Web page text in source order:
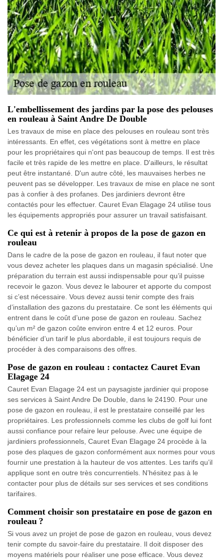
L'embellissement des jardins par la pose des pelouses
en rouleau à Saint Andre De Double
Les travaux de mise en place des pelouses en rouleau sont très
intéressants. En effet, ces végétations sont à mettre en place
pour les propriétaires qui n'ont pas beaucoup de temps. Il est très
facile et très rapide de les mettre en place. D'ailleurs, le résultat
peut être instantané. D'un autre côté, les mauvaises herbes ne
peuvent pas se développer. Les travaux de mise en place ne sont
pas à confier à des profanes. Des jardiniers devront être
contactés pour les effectuer. Cauret Evan Elagage 24 utilise tous
les équipements appropriés pour assurer un travail satisfaisant.
Ce qui est à retenir à propos de la pose de gazon en
rouleau
Dans le cadre de la pose de gazon en rouleau, il faut noter que
vous devez acheter les plaques dans un magasin spécialisé. Une
préparation du terrain est aussi indispensable pour qu’il puisse
recevoir le gazon. Vous devez le labourer et apporte du compost
si c’est nécessaire. Vous devez aussi tenir compte des frais
d’installation des gazons du prestataire. Ce sont les éléments qui
entrent dans le coût d’une pose de gazon en rouleau. Sachez
qu’un m² de gazon coûte environ entre 4 et 12 euros. Pour
bénéficier d’un tarif le plus abordable, il est toujours requis de
procéder à des comparaisons des offres.
Pose de gazon en rouleau : contactez Cauret Evan
Elagage 24
Cauret Evan Elagage 24 est un paysagiste jardinier qui propose
ses services à Saint Andre De Double, dans le 24190. Pour une
pose de gazon en rouleau, il est le prestataire conseillé par les
propriétaires. Les professionnels comme les clubs de golf lui font
aussi confiance pour refaire leur pelouse. Avec une équipe de
jardiniers professionnels, Cauret Evan Elagage 24 procède à la
pose des plaques de gazon conformément aux normes pour vous
fournir une prestation à la hauteur de vos attentes. Les tarifs qu’il
applique sont en outre très concurrentiels. N’hésitez pas à le
contacter pour plus de détails sur ses services et ses conditions
tarifaires.
Comment choisir son prestataire en pose de gazon en
rouleau ?
Si vous avez un projet de pose de gazon en rouleau, vous devez
tenir compte du savoir-faire du prestataire. Il doit disposer des
moyens matériels pour réaliser une pose efficace. Vous devez